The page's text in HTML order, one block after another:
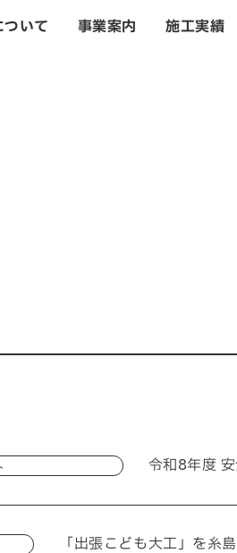
いて 事業案内 施工実績
施工実績
TEL.
令和8年度
「出張こども大工」を糸